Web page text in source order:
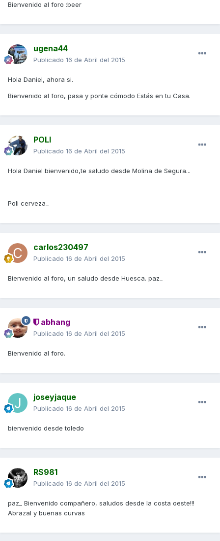
Bienvenido al foro :beer
ugena44
Publicado 16 de Abril del 2015
Hola Daniel, ahora si.
Bienvenido al foro, pasa y ponte cómodo Estás en tu Casa.
POLI
Publicado 16 de Abril del 2015
Hola Daniel bienvenido,te saludo desde Molina de Segura...
Poli cerveza_
carlos230497
Publicado 16 de Abril del 2015
Bienvenido al foro, un saludo desde Huesca. paz_
abhang
Publicado 16 de Abril del 2015
Bienvenido al foro.
joseyjaque
Publicado 16 de Abril del 2015
bienvenido desde toledo
RS981
Publicado 16 de Abril del 2015
paz_ Bienvenido compañero, saludos desde la costa oeste!!!
Abrazal y buenas curvas